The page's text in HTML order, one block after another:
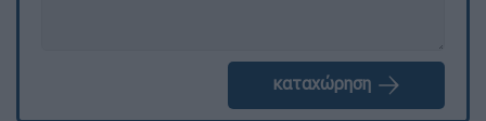
καταχώρηση